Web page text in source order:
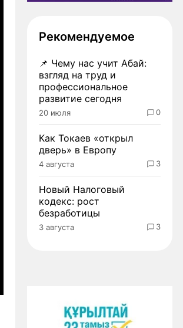
Рекомендуемое
📌 Чему нас учит Абай:
взгляд на труд и
профессиональное
развитие сегодня
20 июля 0
Как Токаев «открыл
дверь» в Европу
4 августа 3
Новый Налоговый
кодекс: рост
безработицы
3 августа 3